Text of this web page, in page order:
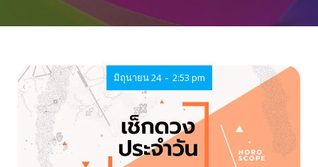
มิถุนายน 24 - 2:53 pm